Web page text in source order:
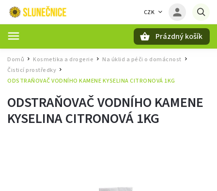
CZK
Prázdný košík
Domů / Kosmetika a drogerie / Na úklid a péči o domácnost
Čisticí prostředky /
ODSTRAŇOVAČ VODNÍHO KAMENE KYSELINA CITRONOVÁ 1KG
ODSTRAŇOVAČ VODNÍHO KAMENE
KYSELINA CITRONOVÁ 1KG